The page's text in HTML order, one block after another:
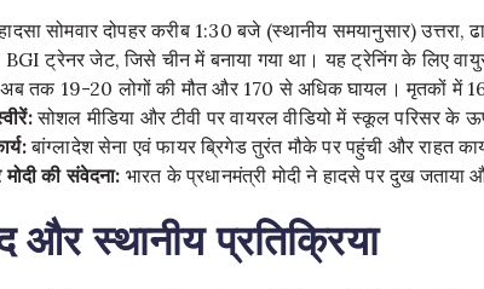
सोमवार दोपहर करीब 1:30 बजे (स्थानीय समयानुसार)
ट्रेनर जेट, जिसे चीन में बनाया गया था। यह ट्रेनिंग के लिए
अब तक 19-20 लोगों की मौत और 170 से अधिक घायल। मृतकों में 16
सोशल मीडिया और टीवी पर वायरल वीडियो में स्कूल परिसर के
बांग्लादेश सेना एवं फायर ब्रिगेड तुरंत मौके पर पहुंची और राहत
की संवेदना: भारत के प्रधानमंत्री मोदी ने हादसे पर दुख
और स्थानीय प्रतिक्रिया